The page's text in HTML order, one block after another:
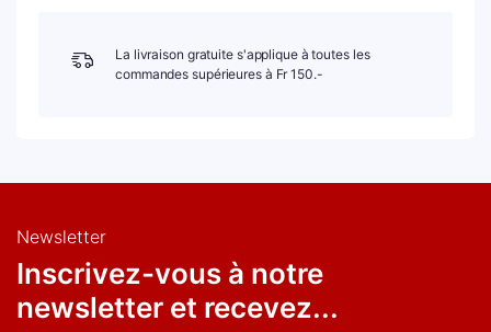
La livraison gratuite s'applique à toutes les
commandes supérieures à Fr 150.-
Newsletter
Inscrivez-vous à notre
newsletter et recevez...